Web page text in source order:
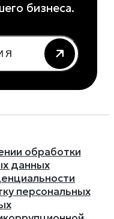
бизнеса.
обработки
данных
персональных